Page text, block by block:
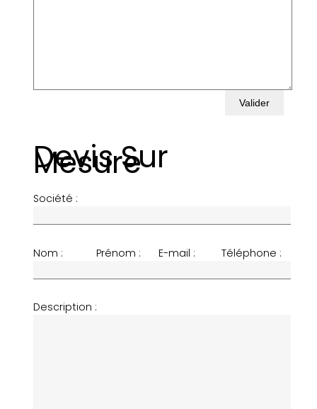
Valider
Devis Sur
Mesure
Société :
Nom : Prénom : E-mail : Téléphone :
Description :